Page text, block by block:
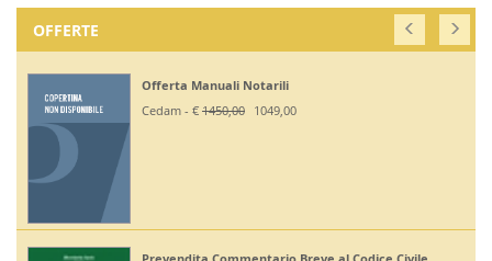
OFFERTE
Offerta Manuali Notarili
Cedam - € 1450,00 1049,00